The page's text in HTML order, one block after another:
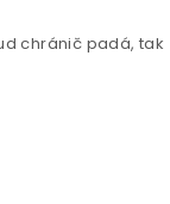
chránič padá, tak